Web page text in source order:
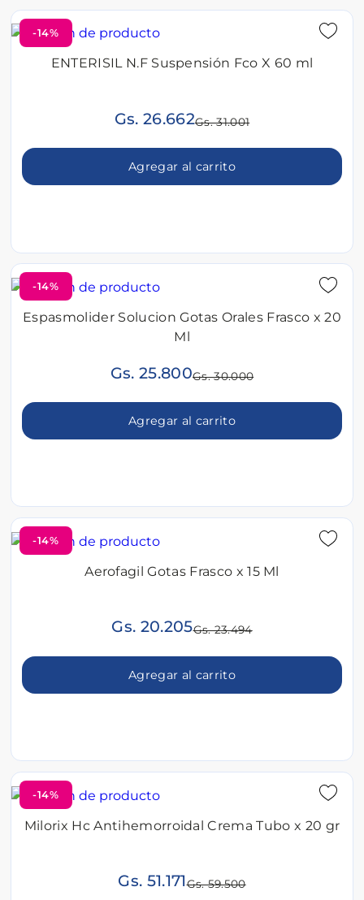
-14%
ENTERISIL N.F Suspensión Fco X 60 ml
Gs. 26.662Gs. 31.001
Agregar al carrito
-14%
Espasmolider Solucion Gotas Orales Frasco x 20
Ml
Gs. 25.800Gs. 30.000
Agregar al carrito
-14%
Aerofagil Gotas Frasco x 15 Ml
Gs. 20.205Gs. 23.494
Agregar al carrito
-14%
Milorix Hc Antihemorroidal Crema Tubo x 20 gr
Gs. 51.171Gs. 59.500